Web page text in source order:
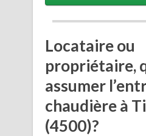
Locataire ou
propriétaire,
assumer
chaudière à
(4500)?